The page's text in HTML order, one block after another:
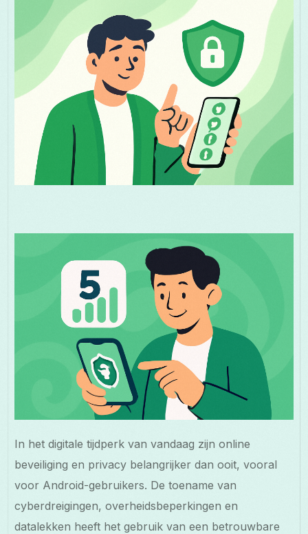
In het digitale tijdperk van vandaag zijn online
beveiliging en privacy belangrijker dan ooit, vooral
voor Android-gebruikers. De toename van
cyberdreigingen, overheidsbeperkingen en
datalekken heeft het gebruik van een betrouwbare